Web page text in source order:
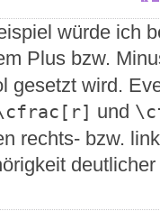
würde ich
Plus bzw.
gesetzt wird.
und
rechts- bzw.